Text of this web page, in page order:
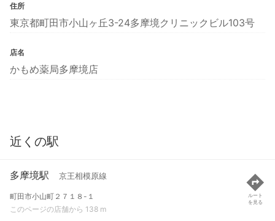
住所
東京都町田市小山ヶ丘3-24多摩境クリニックビル103号
店名
かもめ薬局多摩境店
近くの駅
多摩境駅 京王相模原線
町田市小山町２７１８-１
このページの店舗から 138 m
ルート
を見る